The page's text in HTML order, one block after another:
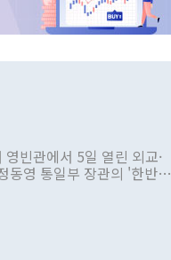
빈관에서 5일 열린 외교·
동영 통일부 장관의 '한반도
정책으로 추진하겠다고 공